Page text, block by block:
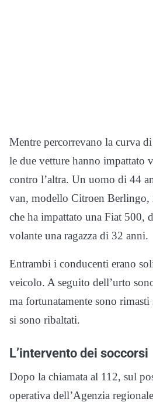
Mentre percorrevano la curva
le due vetture hanno impattato
contro l’altra. Un uomo di 44
van, modello Citroen Berlingo,
che ha impattato una Fiat 500,
volante una ragazza di 32 anni.
Entrambi i conducenti erano
veicolo. A seguito dell’urto
ma fortunatamente sono rimasti
si sono ribaltati.
L’intervento dei soccorsi
Dopo la chiamata al 112, sul
operativa dell’Agenzia